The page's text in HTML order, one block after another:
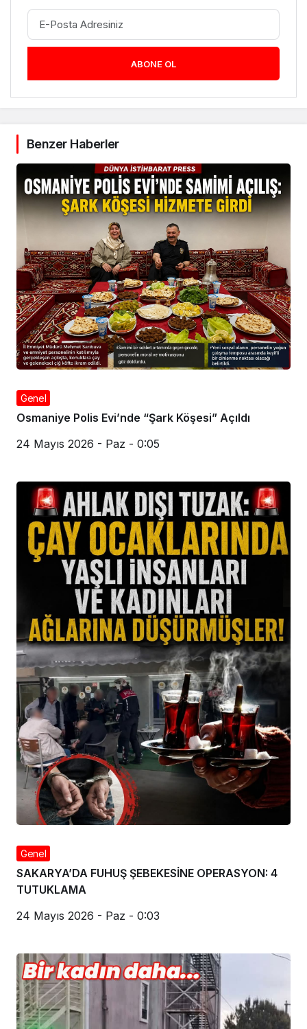
ABONE OL
Benzer Haberler
Genel
Osmaniye Polis Evi’nde “Şark Köşesi” Açıldı
24 Mayıs 2026 - Paz - 0:05
Genel
SAKARYA’DA FUHUŞ ŞEBEKESİNE OPERASYON: 4
TUTUKLAMA
24 Mayıs 2026 - Paz - 0:03